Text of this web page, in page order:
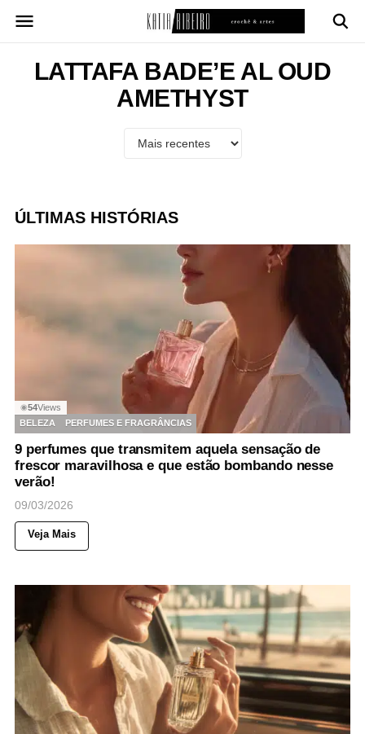
para
conteúdoLATTAFA BADE’E AL OUD
AMETHYST
ÚLTIMAS HISTÓRIAS
◉54Views
BELEZA
PERFUMES E FRAGRÂNCIAS
9 perfumes que transmitem aquela sensação de
frescor maravilhosa e que estão bombando nesse
verão!
09/03/2026
Veja Mais